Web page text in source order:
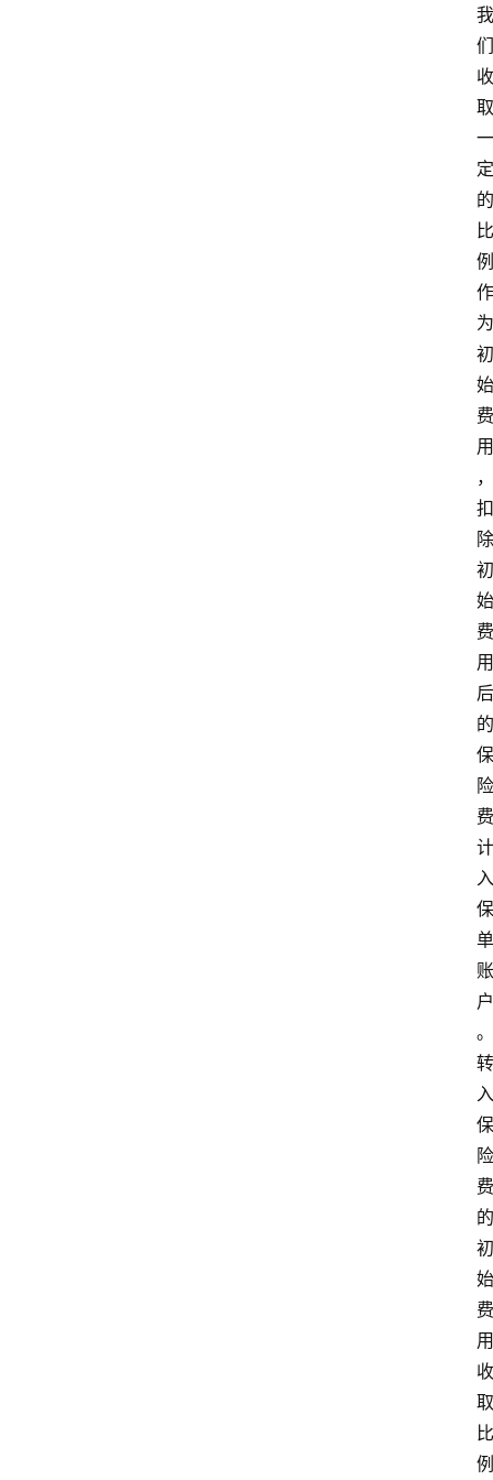
我
们
收
取
一
定
的
比
例
作
为
初
始
费
用
，
扣
除
初
始
费
用
后
的
保
险
费
计
入
保
单
账
户
。
转
入
保
险
费
的
初
始
费
用
收
取
比
例